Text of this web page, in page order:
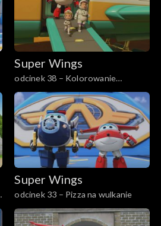
Super Wings
odcinek 38 – Kolorowanie
Kosmosu, część 1
Super Wings
odcinek 33 – Pizza na wulkanie